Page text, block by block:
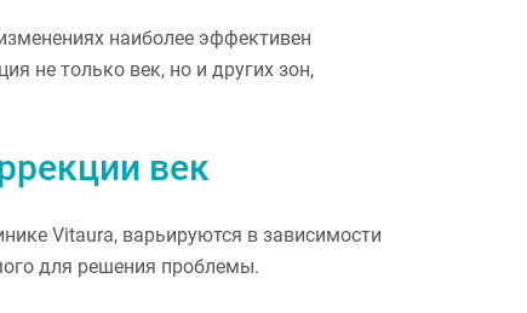
наиболее эффективен
не только век, но и других зон,
век
Vitaura, варьируются в зависимости
для решения проблемы.